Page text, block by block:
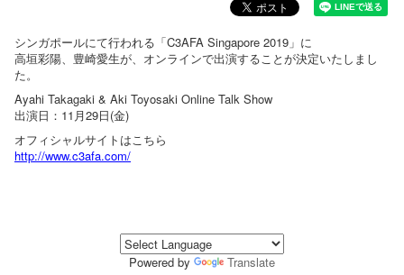
シンガポールにて行われる「C3AFA Singapore 2019」に
高垣彩陽、豊崎愛生が、オンラインで出演することが決定いたしまし
た。
Ayahi Takagaki & Aki Toyosaki Online Talk Show
出演日：11月29日(金)
オフィシャルサイトはこちら
http://www.c3afa.com/
Powered by Translate